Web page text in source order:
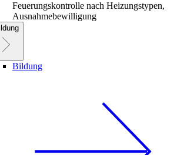
Feuerungskontrolle nach Heizungstypen,
Ausnahmebewilligung
Bildung